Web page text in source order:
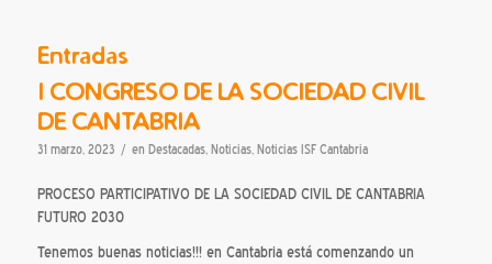
Entradas
I CONGRESO DE LA SOCIEDAD CIVIL
DE CANTABRIA
31 marzo, 2023 / en Destacadas, Noticias, Noticias ISF Cantabria
PROCESO PARTICIPATIVO DE LA SOCIEDAD CIVIL DE CANTABRIA
FUTURO 2030
Tenemos buenas noticias!!! en Cantabria está comenzando un